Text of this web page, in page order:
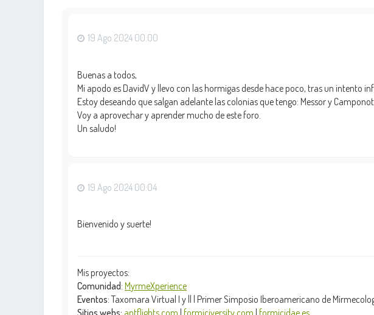
19 Ago 2024 00:00
Buenas a todos,
Mi apodo es DavidV y llevo con las hormigas desde hace poco, tras un intento
Estoy deseando que salgan adelante las colonias que tengo: Messor y
Voy a aprovechar y aprender mucho de este foro.
Un saludo!
19 Ago 2024 00:04
Bienvenido y suerte!
Mis proyectos:
Comunidad: MyrmeXperience
Eventos: Taxomara Virtual I y || | Primer Simposio Iberoamericano de